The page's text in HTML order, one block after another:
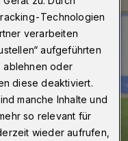
Technologien
verarbeiten
aufgeführten
ablehnen oder
diese deaktiviert.
manche Inhalte und
so relevant für
wieder aufrufen,